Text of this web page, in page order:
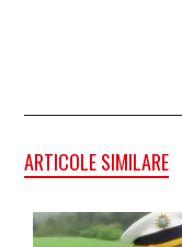
ARTICOLE SIMILARE